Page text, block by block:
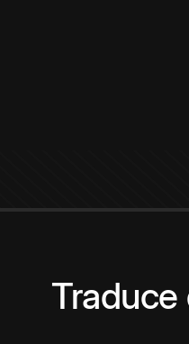
Traduce